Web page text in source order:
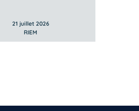
21 juillet 2026
RIEM